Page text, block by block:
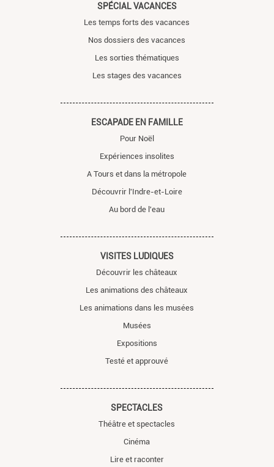
SPÉCIAL VACANCES
Les temps forts des vacances
Nos dossiers des vacances
Les sorties thématiques
Les stages des vacances
ESCAPADE EN FAMILLE
Pour Noël
Expériences insolites
A Tours et dans la métropole
Découvrir l'Indre-et-Loire
Au bord de l'eau
VISITES LUDIQUES
Découvrir les châteaux
Les animations des châteaux
Les animations dans les musées
Musées
Expositions
Testé et approuvé
SPECTACLES
Théâtre et spectacles
Cinéma
Lire et raconter